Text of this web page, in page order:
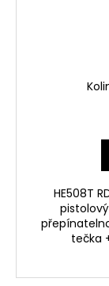
HE508T
tečka